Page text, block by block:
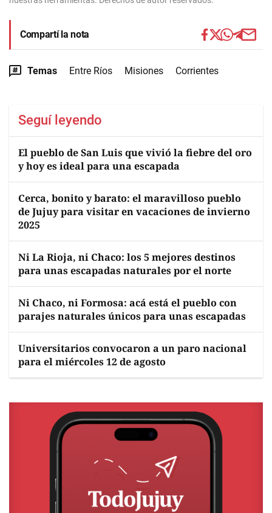
Compartí la nota
Temas Entre Ríos Misiones Corrientes
Seguí leyendo
El pueblo de San Luis que vivió la fiebre del oro
y hoy es ideal para una escapada
Cerca, bonito y barato: el maravilloso pueblo
de Jujuy para visitar en vacaciones de invierno
2025
Ni La Rioja, ni Chaco: los 5 mejores destinos
para unas escapadas naturales por el norte
Ni Chaco, ni Formosa: acá está el pueblo con
parajes naturales únicos para unas escapadas
Universitarios convocaron a un paro nacional
para el miércoles 12 de agosto